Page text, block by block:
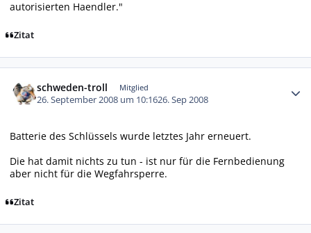
autorisierten Haendler."
Zitat
schweden-troll Mitglied
26. September 2008 um 10:1626. Sep 2008
Batterie des Schlüssels wurde letztes Jahr erneuert.
Die hat damit nichts zu tun - ist nur für die Fernbedienung
aber nicht für die Wegfahrsperre.
Zitat